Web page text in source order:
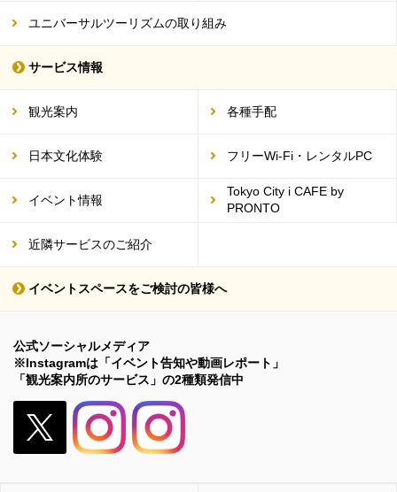
ユニバーサルツーリズムの取り組み
サービス情報
観光案内 各種手配
日本文化体験 フリーWi-Fi・レンタルPC
イベント情報
Tokyo City i CAFE by
PRONTO
近隣サービスのご紹介
イベントスペースをご検討の皆様へ
公式ソーシャルメディア
※Instagramは「イベント告知や動画レポート」
「観光案内所のサービス」の2種類発信中